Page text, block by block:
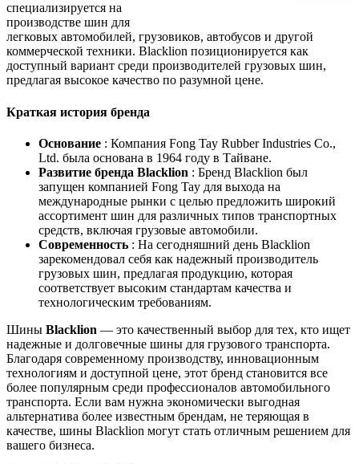
специализируется на
производстве шин для
легковых автомобилей, грузовиков, автобусов и другой
коммерческой техники. Blacklion позиционируется как
доступный вариант среди производителей грузовых шин,
предлагая высокое качество по разумной цене.
Краткая история бренда
Основание : Компания Fong Tay Rubber Industries Co.,
Ltd. была основана в 1964 году в Тайване.
Развитие бренда Blacklion : Бренд Blacklion был
запущен компанией Fong Tay для выхода на
международные рынки с целью предложить широкий
ассортимент шин для различных типов транспортных
средств, включая грузовые автомобили.
Современность : На сегодняшний день Blacklion
зарекомендовал себя как надежный производитель
грузовых шин, предлагая продукцию, которая
соответствует высоким стандартам качества и
технологическим требованиям.
Шины Blacklion — это качественный выбор для тех, кто ищет
надежные и долговечные шины для грузового транспорта.
Благодаря современному производству, инновационным
технологиям и доступной цене, этот бренд становится все
более популярным среди профессионалов автомобильного
транспорта. Если вам нужна экономически выгодная
альтернатива более известным брендам, не теряющая в
качестве, шины Blacklion могут стать отличным решением для
вашего бизнеса.